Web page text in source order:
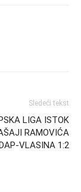
Sledeći tekst
LIGA ISTOK
RAMOVIĆA
VLASINA 1:2